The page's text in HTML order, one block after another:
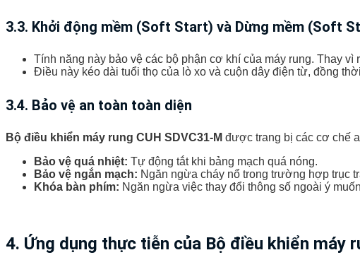
3.3. Khởi động mềm (Soft Start) và Dừng mềm (Soft
Tính năng này bảo vệ các bộ phận cơ khí của máy rung. Thay
Điều này kéo dài tuổi thọ của lò xo và cuộn dây điện từ, đồng
3.4. Bảo vệ an toàn toàn diện
Bộ điều khiển máy rung CUH SDVC31-M được trang bị các cơ chế
Bảo vệ quá nhiệt: Tự động tắt khi bảng mạch quá nóng.
Bảo vệ ngắn mạch: Ngăn ngừa cháy nổ trong trường hợp trục
Khóa bàn phím: Ngăn ngừa việc thay đổi thông số ngoài ý
4. Ứng dụng thực tiễn của Bộ điều khiển máy